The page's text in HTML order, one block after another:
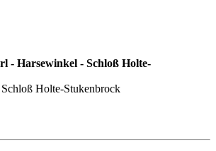
- Harsewinkel - Schloß Holte-
Holte-Stukenbrock